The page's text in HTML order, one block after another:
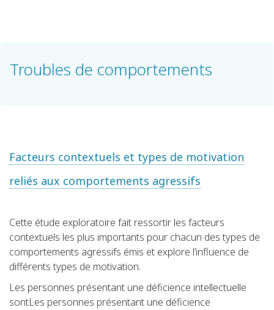
Troubles de comportements
Facteurs contextuels et types de motivation
reliés aux comportements agressifs
Cette étude exploratoire fait ressortir les facteurs
contextuels les plus importants pour chacun des types de
comportements agressifs émis et explore l’influence de
différents types de motivation.
Les personnes présentant une déficience intellectuelle
sontLes personnes présentant une déficience